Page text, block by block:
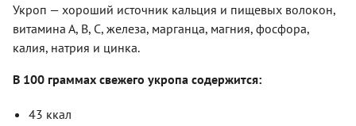
Укроп — хороший источник кальция и пищевых волокон,
витамина А, В, С, железа, марганца, магния, фосфора,
калия, натрия и цинка.
В 100 граммах свежего укропа содержится:
43 ккал